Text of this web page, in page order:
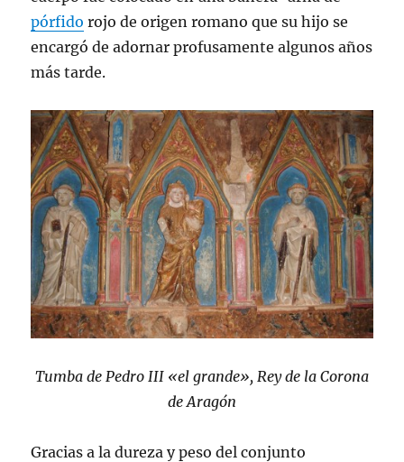
pórfido rojo de origen romano que su hijo se
encargó de adornar profusamente algunos años
más tarde.
Tumba de Pedro III «el grande», Rey de la Corona
de Aragón
Gracias a la dureza y peso del conjunto